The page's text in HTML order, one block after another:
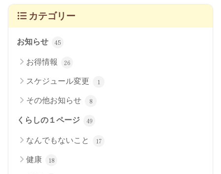
カテゴリー
お知らせ 45
お得情報 26
スケジュール変更 1
その他お知らせ 8
くらしの１ページ 49
なんでもないこと 17
健康 18